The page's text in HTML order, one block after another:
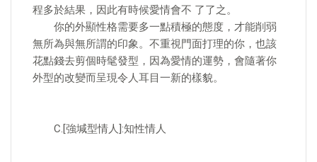
程多於結果，因此有時候愛情會不 了了之。
你的外顯性格需要多一點積極的態度，才能削弱
無所為與無所謂的印象。不重視門面打理的你，也該
花點錢去剪個時髦發型，因為愛情的運勢，會隨著你
外型的改變而呈現令人耳目一新的樣貌。
C.[強堿型情人]:知性情人